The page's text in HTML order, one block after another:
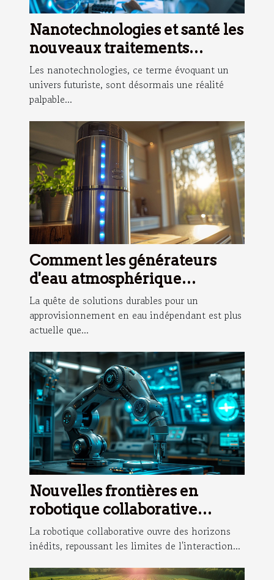
Nanotechnologies et santé les
nouveaux traitements
révolutionnaires
Les nanotechnologies, ce terme évoquant un
univers futuriste, sont désormais une réalité
palpable...
Comment les générateurs
d'eau atmosphérique
favorisent l'autonomie en eau
La quête de solutions durables pour un
approvisionnement en eau indépendant est plus
actuelle que...
Nouvelles frontières en
robotique collaborative
applications inattendues et
secteurs en développement
La robotique collaborative ouvre des horizons
inédits, repoussant les limites de l'interaction...